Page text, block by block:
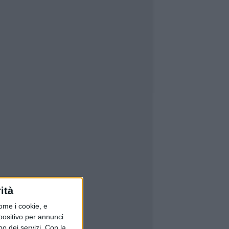
i cookie, e
per annunci